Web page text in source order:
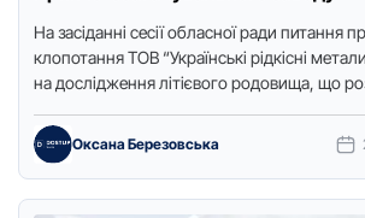
На засіданні сесії обласної ради питання
клопотання ТОВ “Українські рідкісні
на дослідження літієвого родовища, що
Оксана Березовська